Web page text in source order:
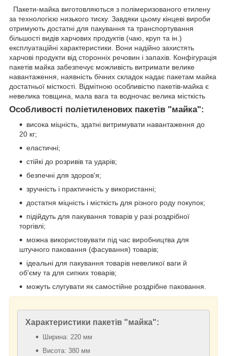
Пакети-майка виготовляються з полімеризованого етилену
за технологією низького тиску. Завдяки цьому кінцеві вироби
отримують достатні для пакування та транспортування
більшості видів харчових продуктів (чаю, круп та ін.)
експлуатаційні характеристики. Вони надійно захистять
харчові продукти від сторонніх речовин і запахів. Конфігурація
пакетів майка забезпечує можливість витримати велике
навантаження, наявність бічних складок надає пакетам майка
достатньої місткості. Відмітною особливістю пакетів-майка є
невелика товщина, мала вага та водночас велика місткість
Особливості поліетиленових пакетів "майка":
висока міцність, здатні витримувати навантаження до
20 кг;
еластичні;
стійкі до розривів та ударів;
безпечні для здоров'я;
зручність і практичність у використанні;
достатня міцність і місткість для різного роду покупок;
підійдуть для пакування товарів у разі роздрібної
торгівлі;
можна використовувати під час виробництва для
штучного паковання (фасування) товарів;
ідеальні для пакування товарів невеликої ваги й
об'єму та для сипких товарів;
можуть слугувати як самостійне роздрібне паковання.
Характеристики пакетів "майка":
Ширина: 220 мм
Висота: 380 мм